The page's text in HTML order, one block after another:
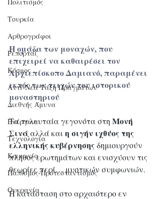
Τουρκία
Αρθρογράφοι
Ρεπορτάζ
Κόσμος
Αντί-Νέα Τάξη Πραγμάτων
Διεθνής Άμυνα
Ενέργεια
Τεχνολογία
Κοινωνία
Παπισμός-Προτεσταντισμός
Ουκρανία
Η ομάδα των μοναχών, που
επιχειρεί να καθαιρέσει τον
Αρχιεπίσκοπο Δαμιανό, παραμένει
εκτός των τειχών του ιστορικού
μοναστηριού
Τα τελευταία γεγονότα στη Μονή
Σινά αλλά και η σιγήν ιχθύος της
ελληνικής κυβέρνησης δημιουργούν
πλήθος ερωτημάτων και ενισχύουν τις
θεωρίες περί… μυστικών συμφωνιών.
Η κατάσταση στο αρχαιότερο εν